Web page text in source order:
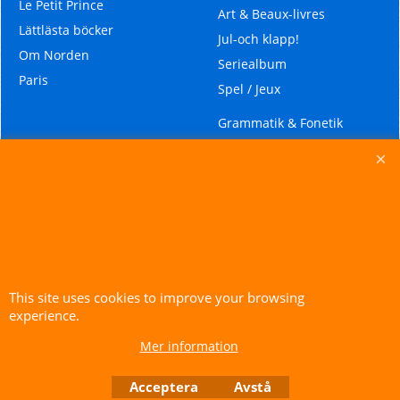
Le Petit Prince
Lättlästa böcker
Om Norden
Paris
Art & Beaux-livres
Jul-och klapp!
Seriealbum
Spel / Jeux
Grammatik & Fonetik
Ordböcker
This site uses cookies to improve your browsing
experience.
Mer information
Acceptera Avstå